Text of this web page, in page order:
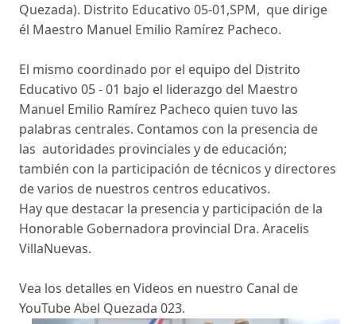
Quezada). Distrito Educativo 05-01,SPM, que dirige
él Maestro Manuel Emilio Ramírez Pacheco.
El mismo coordinado por el equipo del Distrito
Educativo 05 - 01 bajo el liderazgo del Maestro
Manuel Emilio Ramírez Pacheco quien tuvo las
palabras centrales. Contamos con la presencia de
las autoridades provinciales y de educación;
también con la participación de técnicos y directores
de varios de nuestros centros educativos.
Hay que destacar la presencia y participación de la
Honorable Gobernadora provincial Dra. Aracelis
VillaNuevas.
Vea los detalles en Videos en nuestro Canal de
YouTube Abel Quezada 023.